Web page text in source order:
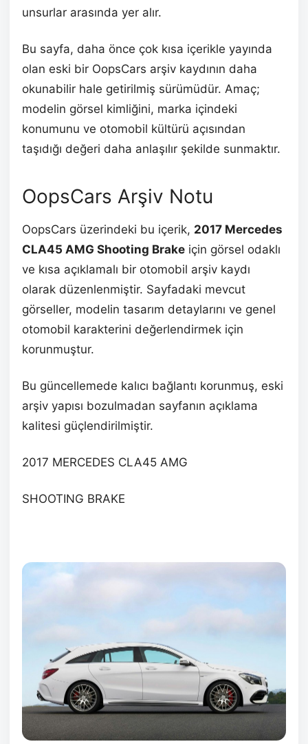
unsurlar arasında yer alır.
Bu sayfa, daha önce çok kısa içerikle yayında
olan eski bir OopsCars arşiv kaydının daha
okunabilir hale getirilmiş sürümüdür. Amaç;
modelin görsel kimliğini, marka içindeki
konumunu ve otomobil kültürü açısından
taşıdığı değeri daha anlaşılır şekilde sunmaktır.
OopsCars Arşiv Notu
OopsCars üzerindeki bu içerik, 2017 Mercedes
CLA45 AMG Shooting Brake için görsel odaklı
ve kısa açıklamalı bir otomobil arşiv kaydı
olarak düzenlenmiştir. Sayfadaki mevcut
görseller, modelin tasarım detaylarını ve genel
otomobil karakterini değerlendirmek için
korunmuştur.
Bu güncellemede kalıcı bağlantı korunmuş, eski
arşiv yapısı bozulmadan sayfanın açıklama
kalitesi güçlendirilmiştir.
2017 MERCEDES CLA45 AMG
SHOOTING BRAKE